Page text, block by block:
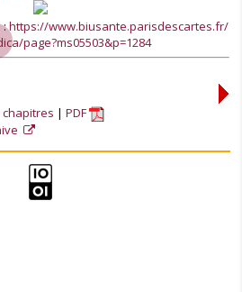
:https://www.biusante.parisdescartes.fr/
page?ms05503&p=1284
chapitres
PDF